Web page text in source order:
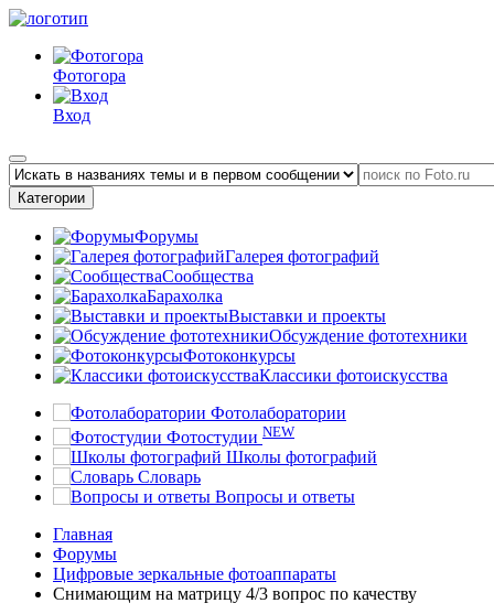
Фотогора
Вход
Категории
Форумы
Галерея фотографий
Сообщества
Барахолка
Выставки и проекты
Обсуждение фототехники
Фотоконкурсы
Классики фотоискусства
Фотолаборатории
Фотостудии NEW
Школы фотографий
Словарь
Вопросы и ответы
Главная
Форумы
Цифровые зеркальные фотоаппараты
Снимающим на матрицу 4/3 вопрос по качеству